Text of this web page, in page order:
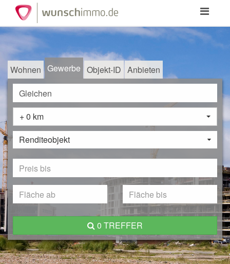
Toggle
Wohnen Gewerbe Objekt-ID Anbieten
+ 0 km
Renditeobjekt
0 TREFFER